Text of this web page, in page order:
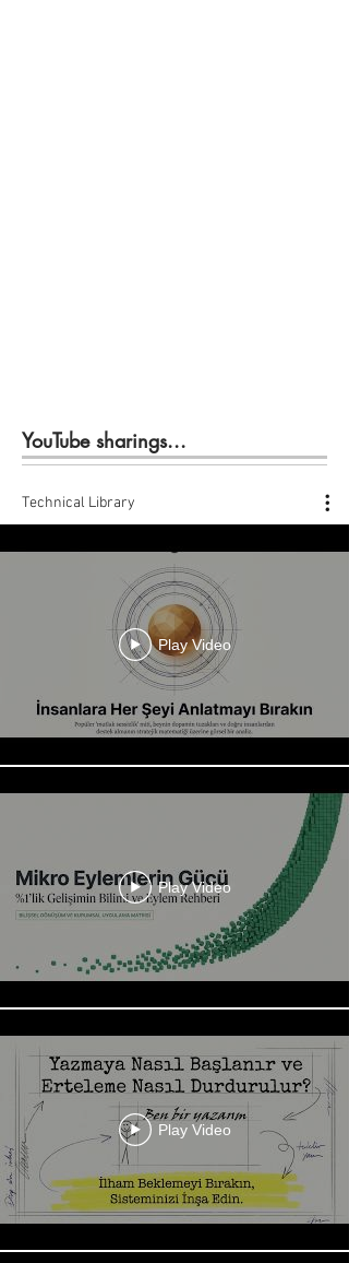
YouTube sharings...
Technical Library
Play Video
Play Video
Play Video